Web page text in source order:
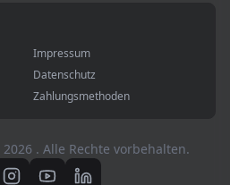
Impressum
Datenschutz
Zahlungsmethoden
2026 . Alle Rechte vorbehalten.